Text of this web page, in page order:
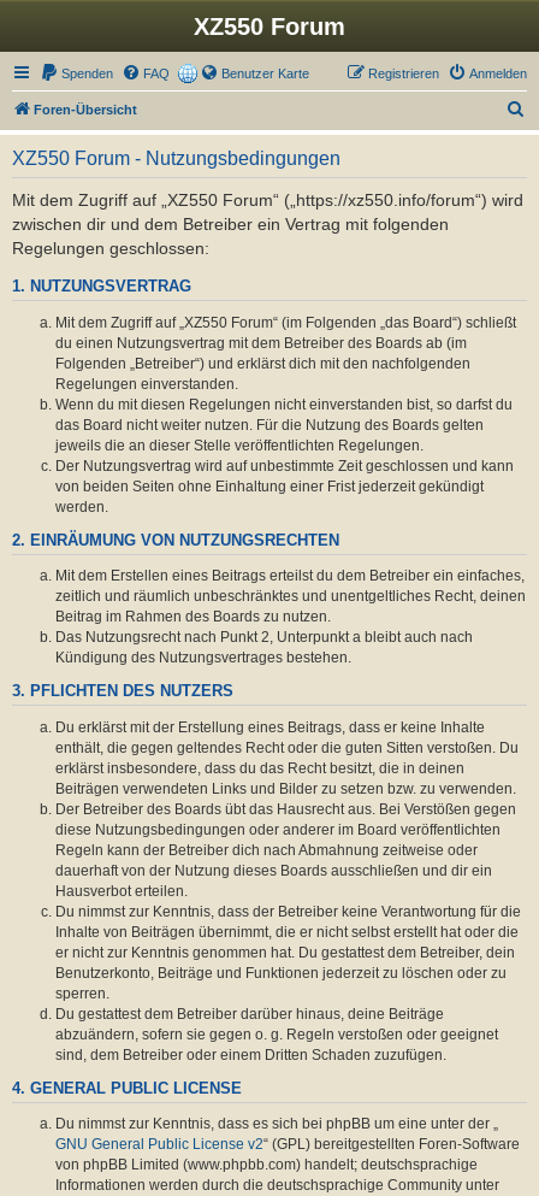
XZ550 Forum
Spenden FAQ Benutzer Karte Anmelden
Registrieren
Foren-Übersicht
u
XZ550 Forum - Nutzungsbedingungen
Mit dem Zugriff auf „XZ550 Forum“ („https://xz550.info/forum“) wird
zwischen dir und dem Betreiber ein Vertrag mit folgenden
Regelungen geschlossen:
1. NUTZUNGSVERTRAG
Mit dem Zugriff auf „XZ550 Forum“ (im Folgenden „das Board“) schließt
du einen Nutzungsvertrag mit dem Betreiber des Boards ab (im
Folgenden „Betreiber“) und erklärst dich mit den nachfolgenden
Regelungen einverstanden.
Wenn du mit diesen Regelungen nicht einverstanden bist, so darfst du
das Board nicht weiter nutzen. Für die Nutzung des Boards gelten
jeweils die an dieser Stelle veröffentlichten Regelungen.
Der Nutzungsvertrag wird auf unbestimmte Zeit geschlossen und kann
von beiden Seiten ohne Einhaltung einer Frist jederzeit gekündigt
werden.
2. EINRÄUMUNG VON NUTZUNGSRECHTEN
Mit dem Erstellen eines Beitrags erteilst du dem Betreiber ein einfaches,
zeitlich und räumlich unbeschränktes und unentgeltliches Recht, deinen
Beitrag im Rahmen des Boards zu nutzen.
Das Nutzungsrecht nach Punkt 2, Unterpunkt a bleibt auch nach
Kündigung des Nutzungsvertrages bestehen.
3. PFLICHTEN DES NUTZERS
Du erklärst mit der Erstellung eines Beitrags, dass er keine Inhalte
enthält, die gegen geltendes Recht oder die guten Sitten verstoßen. Du
erklärst insbesondere, dass du das Recht besitzt, die in deinen
Beiträgen verwendeten Links und Bilder zu setzen bzw. zu verwenden.
Der Betreiber des Boards übt das Hausrecht aus. Bei Verstößen gegen
diese Nutzungsbedingungen oder anderer im Board veröffentlichten
Regeln kann der Betreiber dich nach Abmahnung zeitweise oder
dauerhaft von der Nutzung dieses Boards ausschließen und dir ein
Hausverbot erteilen.
Du nimmst zur Kenntnis, dass der Betreiber keine Verantwortung für die
Inhalte von Beiträgen übernimmt, die er nicht selbst erstellt hat oder die
er nicht zur Kenntnis genommen hat. Du gestattest dem Betreiber, dein
Benutzerkonto, Beiträge und Funktionen jederzeit zu löschen oder zu
sperren.
Du gestattest dem Betreiber darüber hinaus, deine Beiträge
abzuändern, sofern sie gegen o. g. Regeln verstoßen oder geeignet
sind, dem Betreiber oder einem Dritten Schaden zuzufügen.
4. GENERAL PUBLIC LICENSE
Du nimmst zur Kenntnis, dass es sich bei phpBB um eine unter der „
GNU General Public License v2“ (GPL) bereitgestellten Foren-Software
von phpBB Limited (www.phpbb.com) handelt; deutschsprachige
Informationen werden durch die deutschsprachige Community unter